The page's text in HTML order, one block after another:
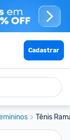
Cadastrar
Tênis